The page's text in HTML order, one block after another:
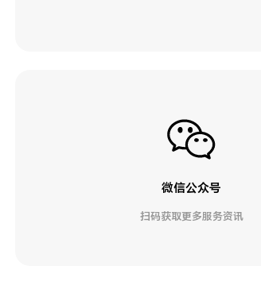
微信公众号
扫码获取更多服务资讯